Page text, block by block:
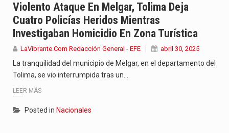
Las autoridades sanitarias de Francia y España mantienen bajo vigilancia…
Violento Ataque En Melgar, Tolima Deja
Cuatro Policías Heridos Mientras
Investigaban Homicidio En Zona Turística
LaVibrante.Com Redacción General - EFE abril 30, 2025
La tranquilidad del municipio de Melgar, en el departamento del
Tolima, se vio interrumpida tras un…
LEER MÁS
Posted in Nacionales